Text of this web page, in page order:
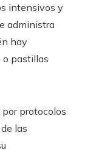
intensivos y
administra
hay
o pastillas
protocolos
las